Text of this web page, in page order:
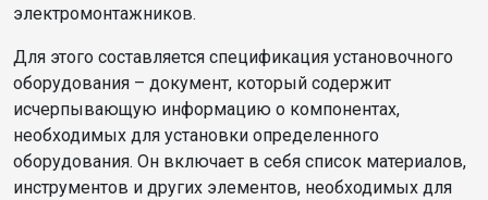
электромонтажников.
Для этого составляется спецификация установочного
оборудования – документ, который содержит
исчерпывающую информацию о компонентах,
необходимых для установки определенного
оборудования. Он включает в себя список материалов,
инструментов и других элементов, необходимых для